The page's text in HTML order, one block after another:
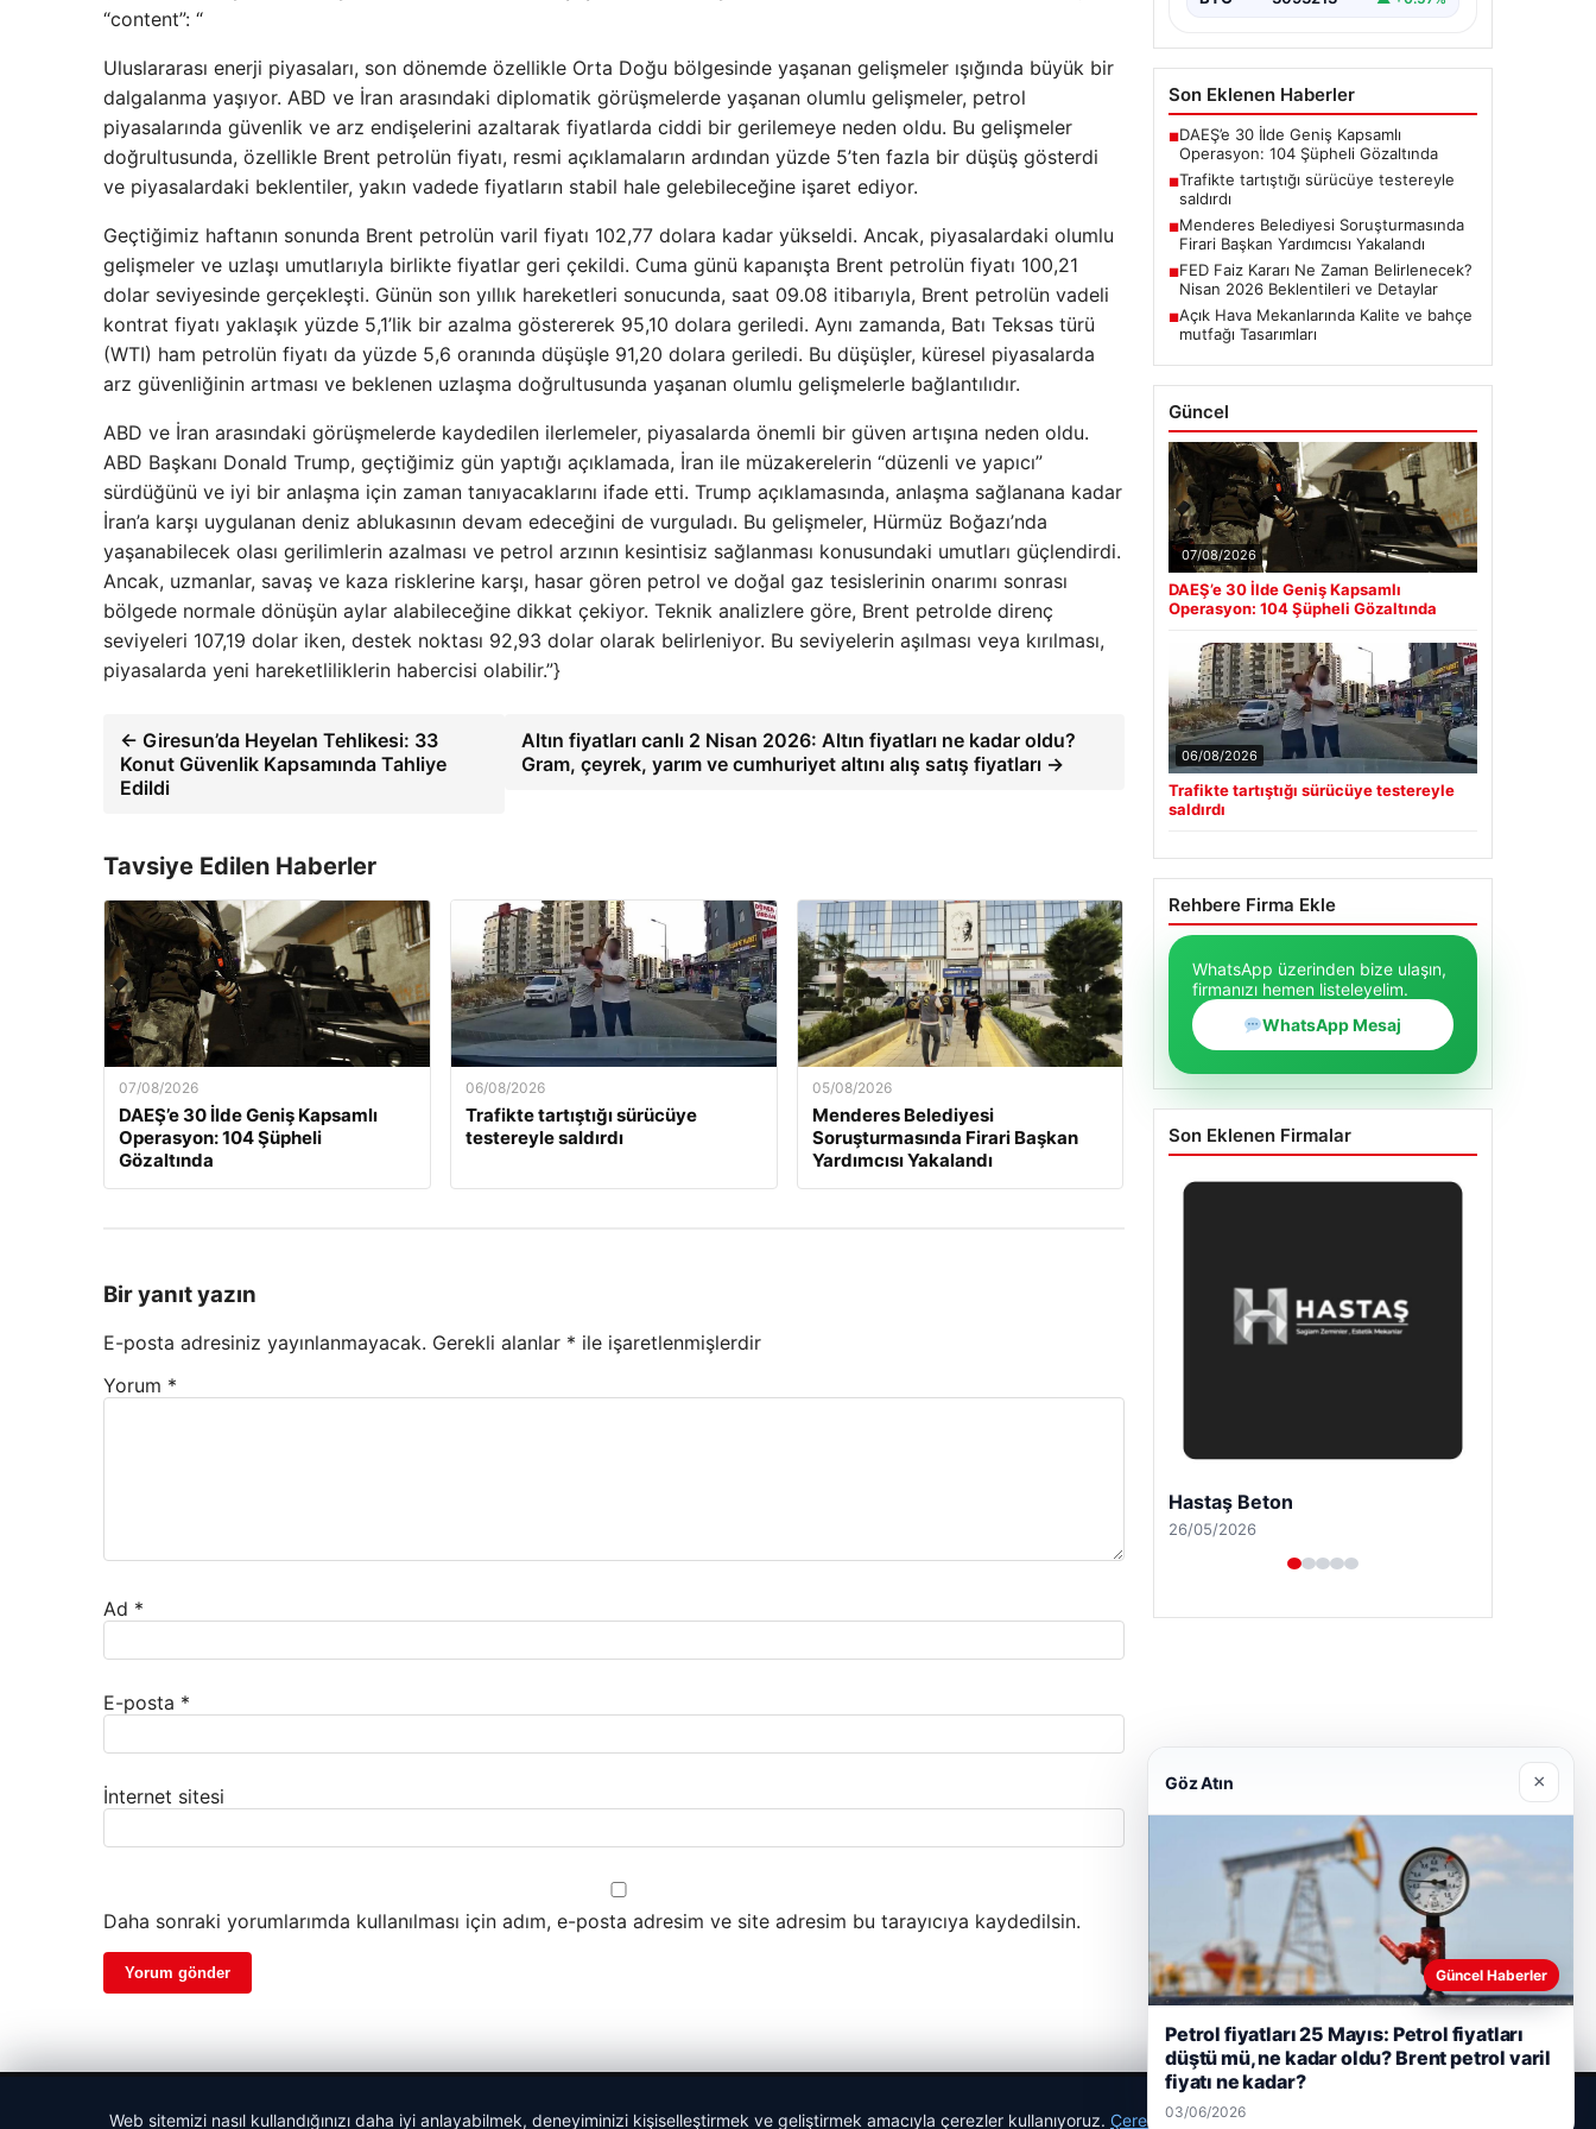
“content”: “
Uluslararası enerji piyasaları, son dönemde özellikle Orta Doğu bölgesinde yaşanan gelişmeler ışığında büyük bir
dalgalanma yaşıyor. ABD ve İran arasındaki diplomatik görüşmelerde yaşanan olumlu gelişmeler, petrol
piyasalarında güvenlik ve arz endişelerini azaltarak fiyatlarda ciddi bir gerilemeye neden oldu. Bu gelişmeler
doğrultusunda, özellikle Brent petrolün fiyatı, resmi açıklamaların ardından yüzde 5’ten fazla bir düşüş gösterdi
ve piyasalardaki beklentiler, yakın vadede fiyatların stabil hale gelebileceğine işaret ediyor.
Geçtiğimiz haftanın sonunda Brent petrolün varil fiyatı 102,77 dolara kadar yükseldi. Ancak, piyasalardaki olumlu
gelişmeler ve uzlaşı umutlarıyla birlikte fiyatlar geri çekildi. Cuma günü kapanışta Brent petrolün fiyatı 100,21
dolar seviyesinde gerçekleşti. Günün son yıllık hareketleri sonucunda, saat 09.08 itibarıyla, Brent petrolün vadeli
kontrat fiyatı yaklaşık yüzde 5,1’lik bir azalma göstererek 95,10 dolara geriledi. Aynı zamanda, Batı Teksas türü
(WTI) ham petrolün fiyatı da yüzde 5,6 oranında düşüşle 91,20 dolara geriledi. Bu düşüşler, küresel piyasalarda
arz güvenliğinin artması ve beklenen uzlaşma doğrultusunda yaşanan olumlu gelişmelerle bağlantılıdır.
ABD ve İran arasındaki görüşmelerde kaydedilen ilerlemeler, piyasalarda önemli bir güven artışına neden oldu.
ABD Başkanı Donald Trump, geçtiğimiz gün yaptığı açıklamada, İran ile müzakerelerin “düzenli ve yapıcı”
sürdüğünü ve iyi bir anlaşma için zaman tanıyacaklarını ifade etti. Trump açıklamasında, anlaşma sağlanana kadar
İran’a karşı uygulanan deniz ablukasının devam edeceğini de vurguladı. Bu gelişmeler, Hürmüz Boğazı’nda
yaşanabilecek olası gerilimlerin azalması ve petrol arzının kesintisiz sağlanması konusundaki umutları güçlendirdi.
Ancak, uzmanlar, savaş ve kaza risklerine karşı, hasar gören petrol ve doğal gaz tesislerinin onarımı sonrası
bölgede normale dönüşün aylar alabileceğine dikkat çekiyor. Teknik analizlere göre, Brent petrolde direnç
seviyeleri 107,19 dolar iken, destek noktası 92,93 dolar olarak belirleniyor. Bu seviyelerin aşılması veya kırılması,
piyasalarda yeni hareketliliklerin habercisi olabilir.”}
← Giresun’da Heyelan Tehlikesi: 33
Konut Güvenlik Kapsamında Tahliye
Edildi
Altın fiyatları canlı 2 Nisan 2026: Altın fiyatları ne kadar oldu?
Gram, çeyrek, yarım ve cumhuriyet altını alış satış fiyatları →
Tavsiye Edilen Haberler
07/08/2026
DAEŞ’e 30 İlde Geniş Kapsamlı
Operasyon: 104 Şüpheli
Gözaltında
06/08/2026
Trafikte tartıştığı sürücüye
testereyle saldırdı
05/08/2026
Menderes Belediyesi
Soruşturmasında Firari Başkan
Yardımcısı Yakalandı
Bir yanıt yazın
E-posta adresiniz yayınlanmayacak. Gerekli alanlar * ile işaretlenmişlerdir
Yorum *
Ad *
E-posta *
İnternet sitesi
Daha sonraki yorumlarımda kullanılması için adım, e-posta adresim ve site adresim bu tarayıcıya kaydedilsin.
Son Eklenen Haberler
■DAEŞ’e 30 İlde Geniş Kapsamlı
Operasyon: 104 Şüpheli Gözaltında
■Trafikte tartıştığı sürücüye testereyle
saldırdı
■Menderes Belediyesi Soruşturmasında
Firari Başkan Yardımcısı Yakalandı
■FED Faiz Kararı Ne Zaman Belirlenecek?
Nisan 2026 Beklentileri ve Detaylar
■Açık Hava Mekanlarında Kalite ve bahçe
mutfağı Tasarımları
Güncel
07/08/2026
DAEŞ’e 30 İlde Geniş Kapsamlı
Operasyon: 104 Şüpheli Gözaltında
06/08/2026
Trafikte tartıştığı sürücüye testereyle
saldırdı
Rehbere Firma Ekle
WhatsApp üzerinden bize ulaşın,
firmanızı hemen listeleyelim.
WhatsApp Mesaj
Son Eklenen Firmalar
Hastaş Beton
26/05/2026
Web sitemizi nasıl kullandığınızı daha iyi anlayabilmek, deneyiminizi kişiselleştirmek ve geliştirmek amacıyla çerezler kullanıyoruz. Çerez Politikamız
Göz Atın ×
Güncel Haberler
Petrol fiyatları 25 Mayıs: Petrol fiyatları
düştü mü, ne kadar oldu? Brent petrol varil
fiyatı ne kadar?
03/06/2026